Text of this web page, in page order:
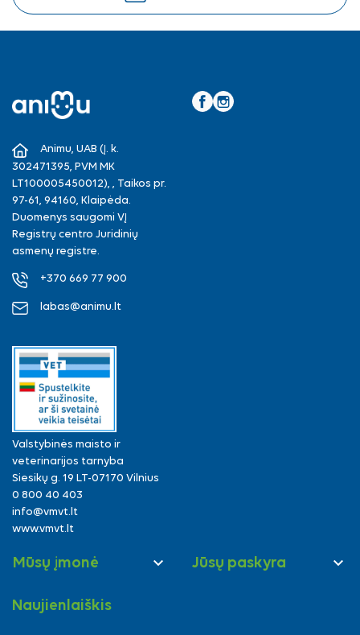
Animu, UAB (Į. k.
302471395, PVM MK
LT100005450012), , Taikos pr.
97-61, 94160, Klaipėda.
Duomenys saugomi VĮ
Registrų centro Juridinių
asmenų registre.
+370 669 77 900
labas@animu.lt
Valstybinės maisto ir
veterinarijos tarnyba
Siesikų g. 19 LT-07170 Vilnius
0 800 40 403
info@vmvt.lt
www.vmvt.lt
Mūsų įmonė  Jūsų paskyra 
Naujienlaiškis